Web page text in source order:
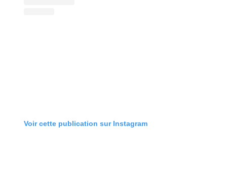
Voir cette publication sur Instagram